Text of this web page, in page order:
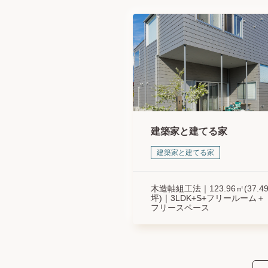
建築家と建てる家
建築家と建てる家
木造軸組工法
123.96㎡(37.49
坪)
3LDK+S+フリールーム＋
フリースペース